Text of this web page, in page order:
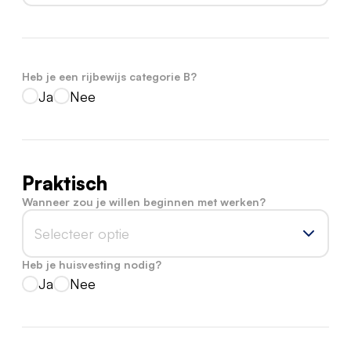
Heb je een rijbewijs categorie B?
Ja Nee
Praktisch
Wanneer zou je willen beginnen met werken?
Selecteer optie
Heb je huisvesting nodig?
Ja Nee